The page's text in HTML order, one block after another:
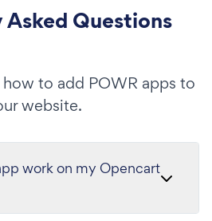
Questions
to add POWR apps to
website.
work on my Opencart